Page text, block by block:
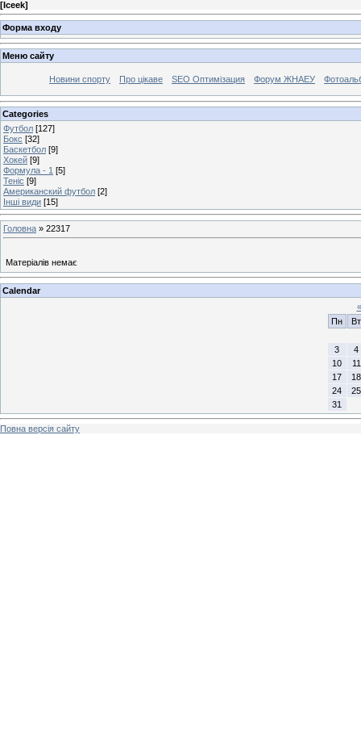
[Iceek]
Форма входу
Меню сайту
Новини спорту Про цікаве SEO Оптимізация Форум ЖНАЕУ
Categories
Футбол [127]
Бокс [32]
Баскетбол [9]
Хокей [9]
Формула - 1 [5]
Теніс [9]
Американский футбол [2]
Інші види [15]
Головна » 22317
Матеріалів немає
Calendar
«
Пн
Вт
3
4
10
11
17
18
24
25
31
Повна версія сайту